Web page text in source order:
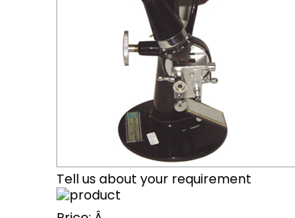
Tell us about your requirement